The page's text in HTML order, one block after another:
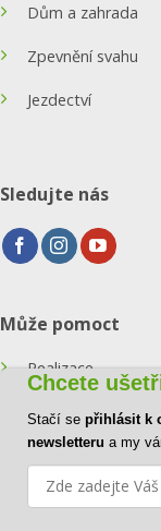
Dům a zahrada
Zpevnění svahu
Jezdectví
Sledujte nás
Může pomoct
Realizace
Konfigurátor
Kontakt
Chcete
Stačí se přihlásit k
newsletteru a my